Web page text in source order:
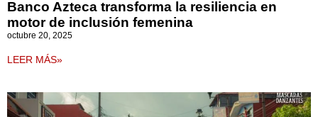
Banco Azteca transforma la resiliencia en
motor de inclusión femenina
octubre 20, 2025
LEER MÁS»